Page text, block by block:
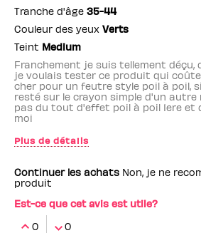
Tranche d'âge 35-44
Couleur des yeux Verts
Teint Medium
Franchement je suis tellement déçu,
je voulais tester ce produit qui coûte
cher pour un feutre style poil à poil,
resté sur le crayon simple d'un autre
pas du tout d'effet poil à poil 1ere et
moi
Plus de détails
Continuer les achats Non, je ne
produit
Est-ce que cet avis est utile?
0
0